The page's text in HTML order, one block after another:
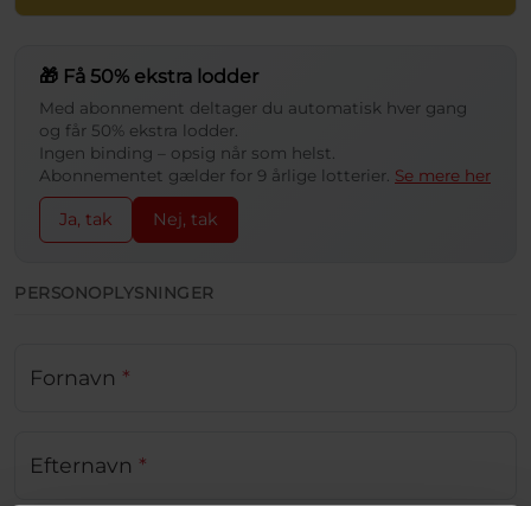
🎁 Få 50% ekstra lodder
Med abonnement deltager du automatisk hver gang
og får 50% ekstra lodder.
Ingen binding – opsig når som helst.
Abonnementet gælder for 9 årlige lotterier. Se mere her
Ja, tak Nej, tak
PERSONOPLYSNINGER
Fornavn *
Efternavn *